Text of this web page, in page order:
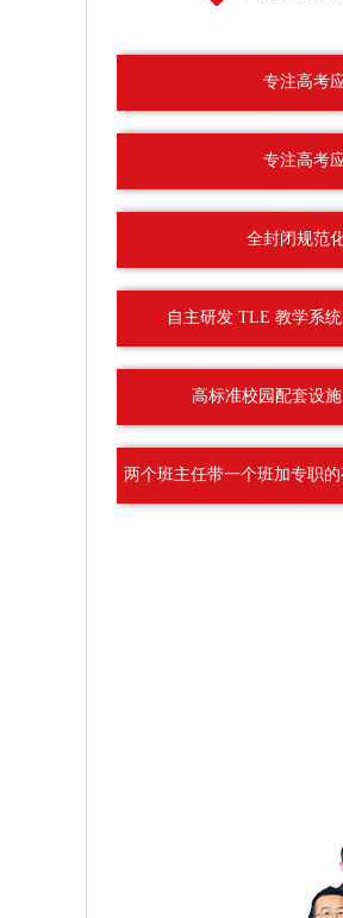
专注高考
专注高考
全封闭规范
自主研发 TLE 教学系
高标准校园配套设
两个班主任带一个班加专职